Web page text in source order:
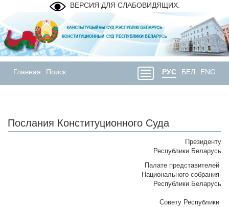
ВЕРСИЯ ДЛЯ СЛАБОВИДЯЩИХ.
Главная Поиск РУС БЕЛ ENG
Послания Конституционного Суда
Президенту
Республики Беларусь
Палате представителей
Национального собрания
Республики Беларусь
Совету Республики